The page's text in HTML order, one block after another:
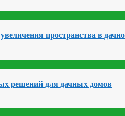
пространства в
решений для дачных домов